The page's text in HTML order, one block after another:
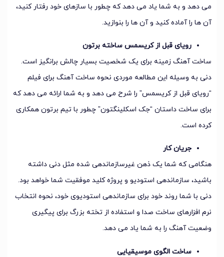
می دهد و به شما یاد می دهد که چطور با سازهای خود رفتار کنید،
آن ها را آماده کنید و آن ها را بنوازید.
رویای قبل از کریسمس ساخته برتون
ساخت آهنگ زمینه برای یک شخصیت بسیار چالش برانگیز است.
دنی به وسیله این مطالعه موردی نحوه ساخت آهنگ برای فیلم
“رویای قبل از کریسمس” را شرح می دهد و به شما ارائه می دهد که
برای ساخت داستان “جک اسکلینگتون” چطور با تیم برتون همکاری
کرده است.
جریان کار
هنگامی که شما یک ذهن غیرسازماندهی شده مثل دنی داشته
باشید، سازماندهی استودیو و پروژه کلید موفقیت شما خواهد بود.
دنی با شما روند خود برای سازماندهی استودیوی خود، نحوه انتخاب
نرم افزارهای ساخت صدا و استفاده از تخته بزرگ برای پیگیری
وضعیت آهنگ را به شما یاد می دهد.
ساخت الگوی موسیقیایی